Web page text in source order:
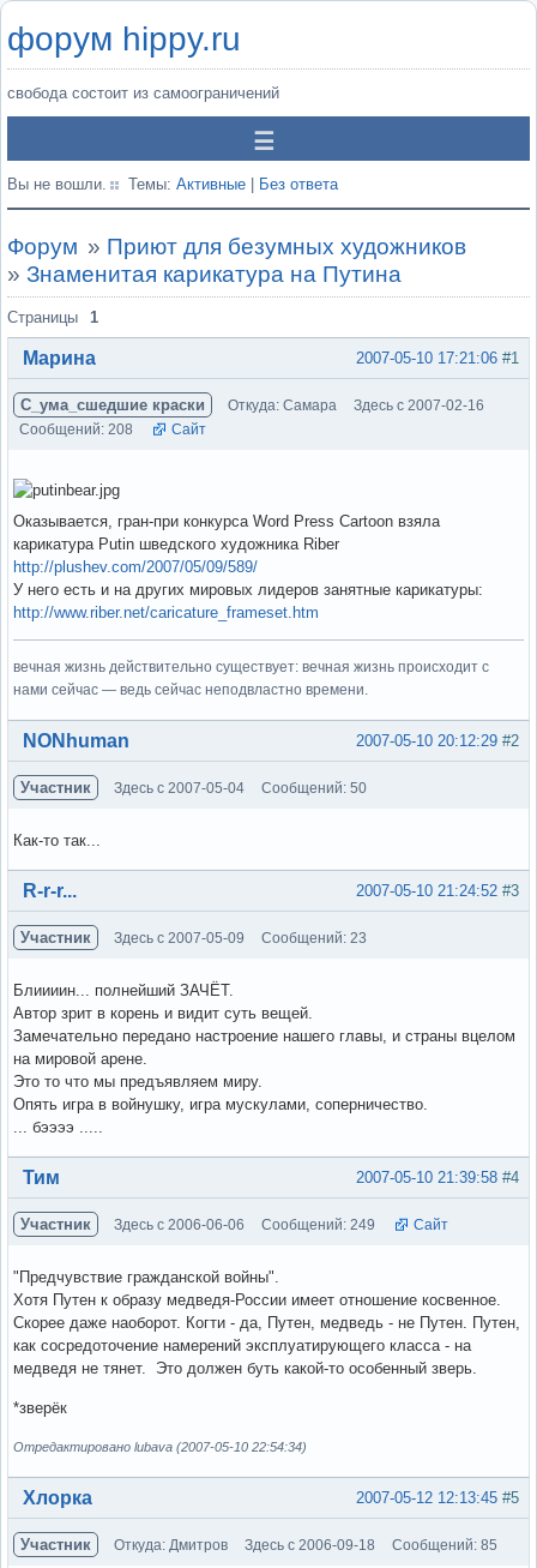
форум hippy.ru
свобода состоит из самоограничений
Вы не вошли. Темы: Активные Без ответа
Форум » Приют для безумных художников
» Знаменитая карикатура на Путина
Страницы 1
#1
2007-05-10 17:21:06
Марина
С_ума_сшедшие краски Откуда: Самара
Здесь с 2007-02-16
Сообщений: 208
Сайт
Оказывается, гран-при конкурса Word Press Cartoon взяла
карикатура Putin шведского художника Riber
http://plushev.com/2007/05/09/589/
У него есть и на других мировых лидеров занятные карикатуры:
http://www.riber.net/caricature_frameset.htm
вечная жизнь действительно существует: вечная жизнь происходит с
нами сейчас — ведь сейчас неподвластно времени.
Вне форума #2
2007-05-10 20:12:29
NONhuman
Участник Здесь с 2007-05-04 Сообщений: 50
Как-то так...
Вне форума #3
2007-05-10 21:24:52
R-r-r...
Участник Здесь с 2007-05-09 Сообщений: 23
Блиииин... полнейший ЗАЧЁТ.
Автор зрит в корень и видит суть вещей.
Замечательно передано настроение нашего главы, и страны вцелом
на мировой арене.
Это то что мы предъявляем миру.
Опять игра в войнушку, игра мускулами, соперничество.
... бээээ .....
Вне форума #4
2007-05-10 21:39:58
Тим
Участник Здесь с 2006-06-06 Сообщений: 249 Сайт
"Предчувствие гражданской войны".
Хотя Путен к образу медведя-России имеет отношение косвенное.
Скорее даже наоборот. Когти - да, Путен, медведь - не Путен. Путен,
как сосредоточение намерений эксплуатирующего класса - на
медведя не тянет. Это должен буть какой-то особенный зверь.
*зверёк
Отредактировано lubava (2007-05-10 22:54:34)
Вне форума #5
2007-05-12 12:13:45
Хлорка
Участник Откуда: Дмитров Здесь с 2006-09-18 Сообщений: 85